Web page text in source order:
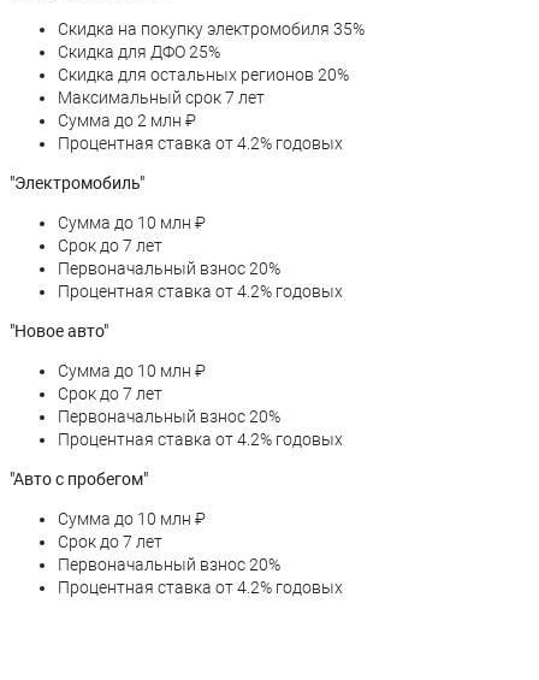
Скидка на покупку электромобиля 35%
Скидка для ДФО 25%
Скидка для остальных регионов 20%
Максимальный срок 7 лет
Сумма до 2 млн ₽
Процентная ставка от 4.2% годовых
"Электромобиль"
Сумма до 10 млн ₽
Срок до 7 лет
Первоначальный взнос 20%
Процентная ставка от 4.2% годовых
"Новое авто"
Сумма до 10 млн ₽
Срок до 7 лет
Первоначальный взнос 20%
Процентная ставка от 4.2% годовых
"Авто с пробегом"
Сумма до 10 млн ₽
Срок до 7 лет
Первоначальный взнос 20%
Процентная ставка от 4.2% годовых